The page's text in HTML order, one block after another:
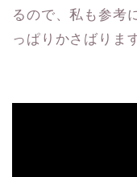
るので、私も参考
っぱりかさばりま